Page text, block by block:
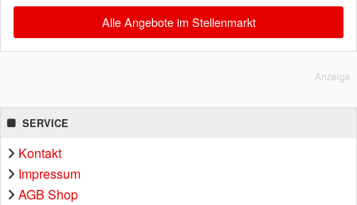
Alle Angebote im Stellenmarkt
Anzeige
SERVICE
Kontakt
Impressum
AGB Shop